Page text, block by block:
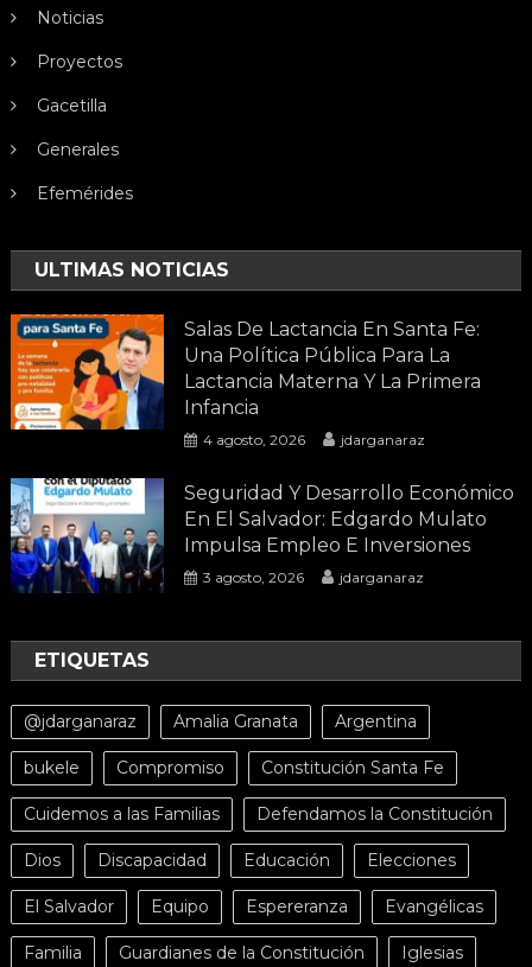
Noticias
Proyectos
Gacetilla
Generales
Efemérides
ULTIMAS NOTICIAS
Salas De Lactancia En Santa Fe:
Una Política Pública Para La
Lactancia Materna Y La Primera
Infancia
4 agosto, 2026 jdarganaraz
Seguridad Y Desarrollo Económico
En El Salvador: Edgardo Mulato
Impulsa Empleo E Inversiones
3 agosto, 2026 jdarganaraz
ETIQUETAS
@jdarganaraz Amalia Granata Argentina
bukele Compromiso Constitución Santa Fe
Cuidemos a las Familias Defendamos la Constitución
Dios Discapacidad Educación Elecciones
El Salvador Equipo Espereranza Evangélicas
Familia Guardianes de la Constitución Iglesias